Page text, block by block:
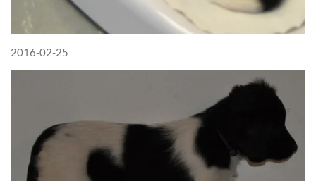
2016-02-25